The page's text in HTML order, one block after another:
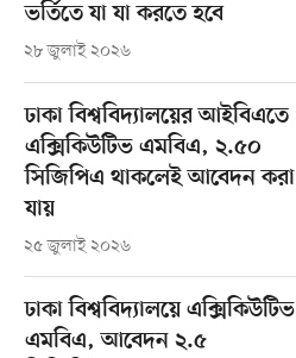
ভর্তিতে যা যা করতে হবে
২৮ জুলাই ২০২৬
ঢাকা বিশ্ববিদ্যালয়ের আইবিএতে
এক্সিকিউটিভ এমবিএ, ২.৫০
সিজিপিএ থাকলেই আবেদন করা
যায়
২৫ জুলাই ২০২৬
ঢাকা বিশ্ববিদ্যালয়ে এক্সিকিউটিভ
এমবিএ, আবেদন ২.৫